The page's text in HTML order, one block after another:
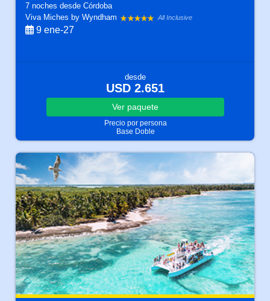
7 nochesdesde Córdoba
Viva Miches by Wyndham
All Inclusive
9 ene-27
desde
USD 2.651
Ver paquete
Precio por persona
Base Doble